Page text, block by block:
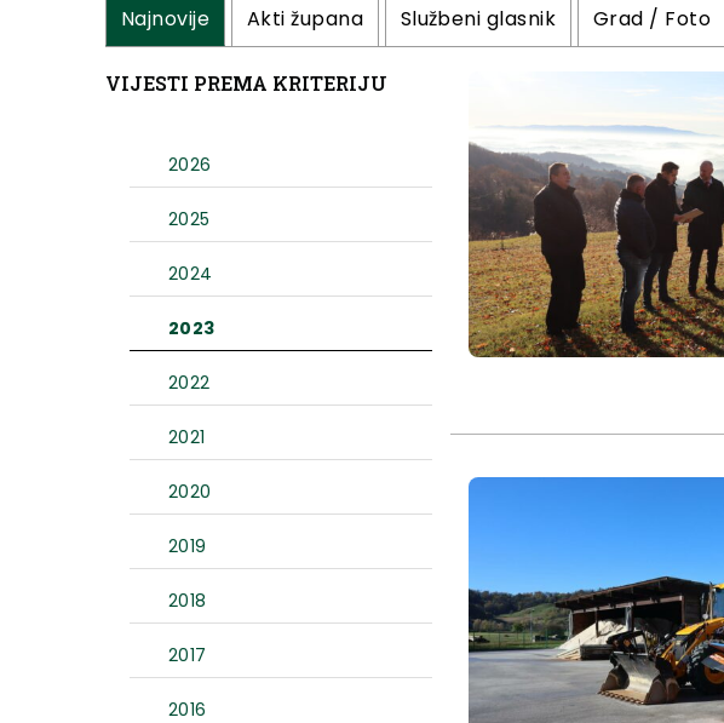
Najnovije Akti župana Službeni glasnik Grad / Foto
VIJESTI PREMA KRITERIJU
2026
2025
2024
2023
2022
2021
2020
2019
2018
2017
2016